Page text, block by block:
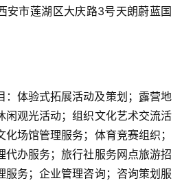
安市莲湖区大庆路3号天朗蔚蓝国
：体验式拓展活动及策划；露营地
闲观光活动；组织文化艺术交流活
场馆管理服务；体育竞赛组织；
代办服务；旅行社服务网点旅游招
服务；企业管理咨询；咨询策划服